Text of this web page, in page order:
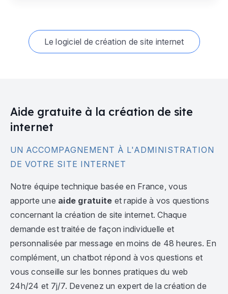
Le logiciel de création de site internet
Aide gratuite à la création de site
internet
UN ACCOMPAGNEMENT À L'ADMINISTRATION
DE VOTRE SITE INTERNET
Notre équipe technique basée en France, vous
apporte une aide gratuite et rapide à vos questions
concernant la création de site internet. Chaque
demande est traitée de façon individuelle et
personnalisée par message en moins de 48 heures. En
complément, un chatbot répond à vos questions et
vous conseille sur les bonnes pratiques du web
24h/24 et 7j/7. Devenez un expert de la création de